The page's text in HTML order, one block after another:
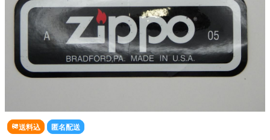
送料込 匿名配送